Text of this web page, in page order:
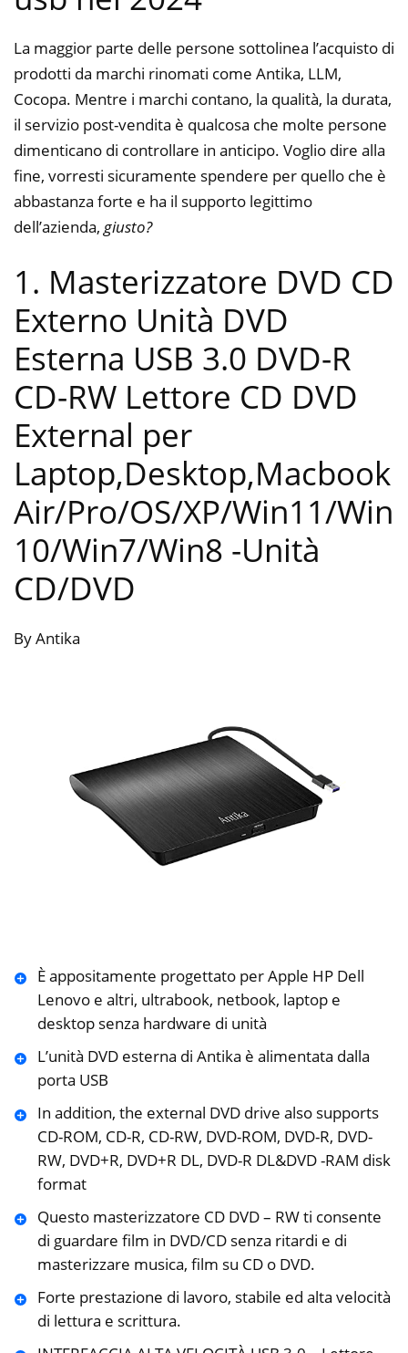
La maggior parte delle persone sottolinea l’acquisto di
prodotti da marchi rinomati come Antika, LLM,
Cocopa. Mentre i marchi contano, la qualità, la durata,
il servizio post-vendita è qualcosa che molte persone
dimenticano di controllare in anticipo. Voglio dire alla
fine, vorresti sicuramente spendere per quello che è
abbastanza forte e ha il supporto legittimo
dell’azienda, giusto?
1. Masterizzatore DVD CD
Externo Unità DVD
Esterna USB 3.0 DVD-R
CD-RW Lettore CD DVD
External per
Laptop,Desktop,Macbook
Air/Pro/OS/XP/Win11/Win
10/Win7/Win8 -Unità
CD/DVD
By Antika
È appositamente progettato per Apple HP Dell
Lenovo e altri, ultrabook, netbook, laptop e
desktop senza hardware di unità
L’unità DVD esterna di Antika è alimentata dalla
porta USB
In addition, the external DVD drive also supports
CD-ROM, CD-R, CD-RW, DVD-ROM, DVD-R, DVD-
RW, DVD+R, DVD+R DL, DVD-R DL&DVD -RAM disk
format
Questo masterizzatore CD DVD – RW ti consente
di guardare film in DVD/CD senza ritardi e di
masterizzare musica, film su CD o DVD.
Forte prestazione di lavoro, stabile ed alta velocità
di lettura e scrittura.